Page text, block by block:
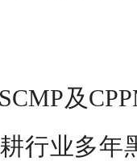
及
行业多年